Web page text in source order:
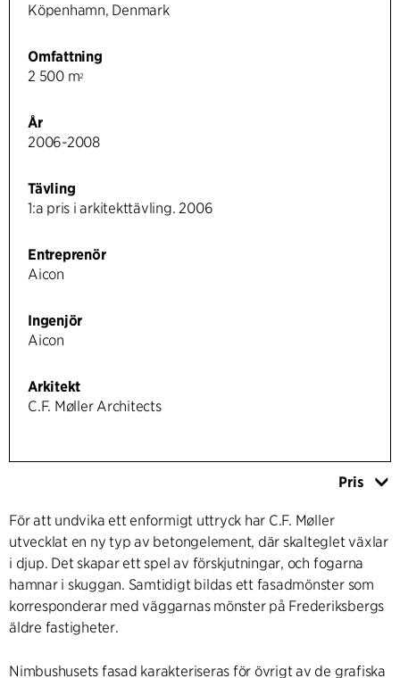
Köpenhamn, Denmark
Omfattning
2 500 m2
År
2006-2008
Tävling
1:a pris i arkitekttävling. 2006
Entreprenör
Aicon
Ingenjör
Aicon
Arkitekt
C.F. Møller Architects
Pris
För att undvika ett enformigt uttryck har C.F. Møller
utvecklat en ny typ av betongelement, där skalteglet växlar
i djup. Det skapar ett spel av förskjutningar, och fogarna
hamnar i skuggan. Samtidigt bildas ett fasadmönster som
korresponderar med väggarnas mönster på Frederiksbergs
äldre fastigheter.
Nimbushusets fasad karakteriseras för övrigt av de grafiska